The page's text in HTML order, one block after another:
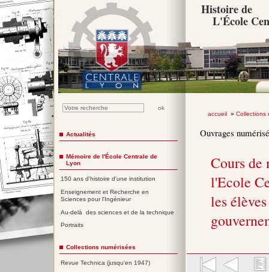
Histoire de
L'École
accueil» Collections
Ouvrages
Cours de
l'Ecole
les
Actualités
Mémoire de l'École Centrale de
Lyon
150 ans d'histoire d'une institution
Enseignement et Recherche en
Sciences pour l'Ingénieur
Au-delà des sciences et de la technique
Portraits
Collections numérisées
Revue Technica (jusqu'en 1947)